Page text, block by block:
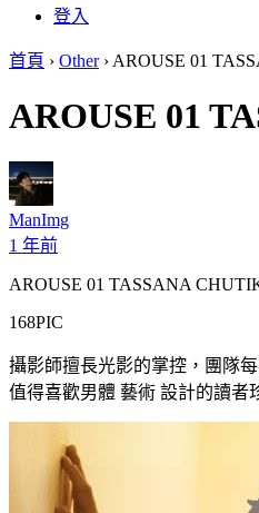
登入
首頁 › Other › AROUSE 01
AROUSE 01
ManImg
1 年前
AROUSE 01 TASSANA
168PIC
攝影師擅長光影的掌控，團隊
值得喜歡男體 藝術 設計的讀者